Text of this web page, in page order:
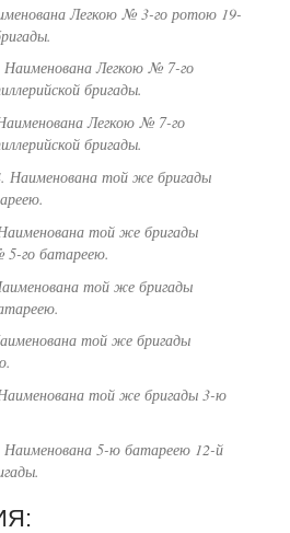
Легкою № 3-го ротою 19-
Наименована Легкою № 7-го
бригады.
Легкою № 7-го
бригады.
Наименована той же бригады
той же бригады
5-го батареею.
той же бригады
той же бригады
той же бригады 3-ю
Наименована 5-ю батареею 12-й